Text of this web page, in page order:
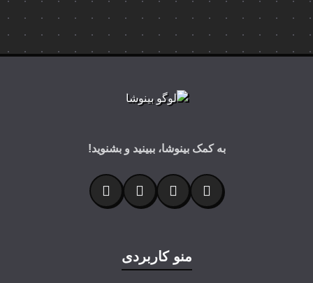
به کمک بینوشا، ببینید و بشنوید!
منو کاربردی